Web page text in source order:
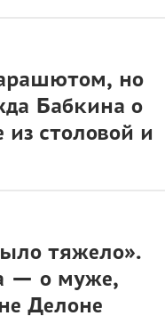
но
Бабкина о
столовой и
тяжело».
— о муже,
Делоне